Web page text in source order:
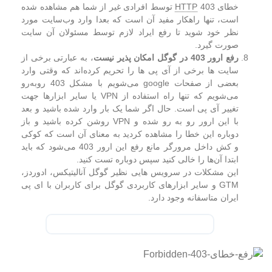
خطای
HTTP 403 توسط افرادی غیر از شما هم مشاهده شده
است، تنها راهکار مفید آن است که بعدا وارد وب‌سایت مورد
نظر خود شوید تا رفع ایراد لازم توسط مسئولان آن سایت
صورت گیرد.
رفع ارور 403 در گوگل امکان پذیر نیست
، به عبارتی برخی از
سایت ها برخی از آی پی ها را تحریم کرده‌اند که وقتی وارد
بعضی از صفحات google می‌شویم با مشکل 403 روبه‌رو
می‌شویم که تنها راه استفاده از VPN یا سایر ابزارها جهت
تغییر آی پی است. حال اگر شما یک بار وارد شده باشید و بعد
با این ارور رو به رو شده و VPN روشن کرده باشید و باز
دوباره این خطا را مشاهده کردید به معنای آن است که کوکی
و کش داخل مرورگر مانع رفع این ارور 403 می‌شود که باید
ابتدا آن‌ها را خالی کنید سپس دوباره تست کنید.
این مشکلات در سرویس هایی نظیر گوگل آنالیتیکس، ادوردز،
GTM و سایر ابزارهای کاربردی گوگل برای کاربران با ای پی
ایران متاسفانه وجود دارد.